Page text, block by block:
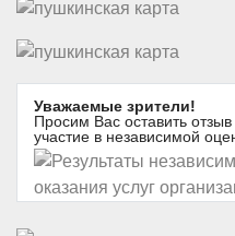
Уважаемые зрители!
Просим Вас оставить
участие в независимой